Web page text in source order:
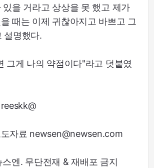
있을 거라고 상상을 못 했고 제가
때는 이제 귀찮아지고 바쁘고 그
설명했다.
그게 나의 약점이다"라고 덧붙였
자료 newsen@newsen.com
엔. 무단전재 & 재배포 금지